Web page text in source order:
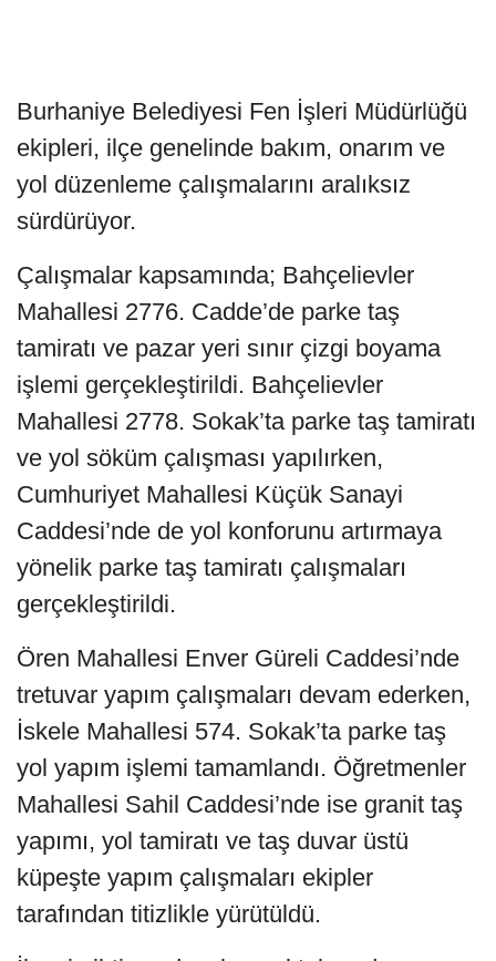
Burhaniye Belediyesi Fen İşleri Müdürlüğü
ekipleri, ilçe genelinde bakım, onarım ve
yol düzenleme çalışmalarını aralıksız
sürdürüyor.
Çalışmalar kapsamında; Bahçelievler
Mahallesi 2776. Cadde’de parke taş
tamiratı ve pazar yeri sınır çizgi boyama
işlemi gerçekleştirildi. Bahçelievler
Mahallesi 2778. Sokak’ta parke taş tamiratı
ve yol söküm çalışması yapılırken,
Cumhuriyet Mahallesi Küçük Sanayi
Caddesi’nde de yol konforunu artırmaya
yönelik parke taş tamiratı çalışmaları
gerçekleştirildi.
Ören Mahallesi Enver Güreli Caddesi’nde
tretuvar yapım çalışmaları devam ederken,
İskele Mahallesi 574. Sokak’ta parke taş
yol yapım işlemi tamamlandı. Öğretmenler
Mahallesi Sahil Caddesi’nde ise granit taş
yapımı, yol tamiratı ve taş duvar üstü
küpeşte yapım çalışmaları ekipler
tarafından titizlikle yürütüldü.